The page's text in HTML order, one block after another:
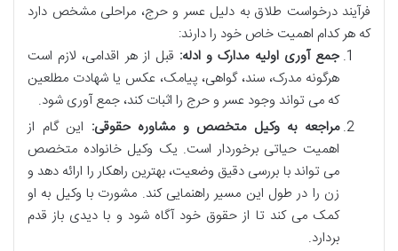
فرآیند درخواست طلاق به دلیل عسر و حرج، مراحلی مشخص دارد
که هر کدام اهمیت خاص خود را دارند:
جمع آوری اولیه مدارک و ادله: قبل از هر اقدامی، لازم است
هرگونه مدرک، سند، گواهی، پیامک، عکس یا شهادت مطلعین
که می تواند وجود عسر و حرج را اثبات کند، جمع آوری شود.
مراجعه به وکیل متخصص و مشاوره حقوقی: این گام از
اهمیت حیاتی برخوردار است. یک وکیل خانواده متخصص
می تواند با بررسی دقیق وضعیت، بهترین راهکار را ارائه دهد و
زن را در طول این مسیر راهنمایی کند. مشورت با وکیل به او
کمک می کند تا از حقوق خود آگاه شود و با دیدی باز قدم
بردارد.